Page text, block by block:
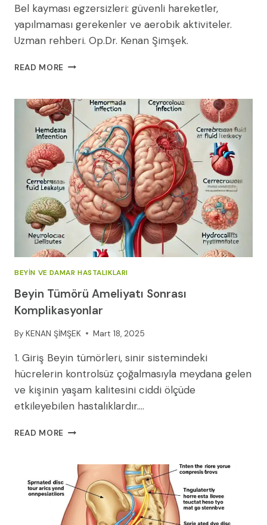
Bel kayması egzersizleri: güvenli hareketler,
yapılmaması gerekenler ve aerobik aktiviteler.
Uzman rehberi. Op.Dr. Kenan Şimşek.
READ MORE BEL
GÜVENLI
HAREKETLER
VE
KAÇINILMASI
GEREKENLER
(2026)
BEYIN VE DAMAR HASTALIKLARI
Beyin Tümörü Ameliyatı Sonrası
Komplikasyonlar
By KENAN ŞİMŞEK Mart 18, 2025
1. Giriş Beyin tümörleri, sinir sistemindeki
hücrelerin kontrolsüz çoğalmasıyla meydana gelen
ve kişinin yaşam kalitesini ciddi ölçüde
etkileyebilen hastalıklardır….
READ MORE BEYIN
SONRASI
KOMPLIKASYONLAR